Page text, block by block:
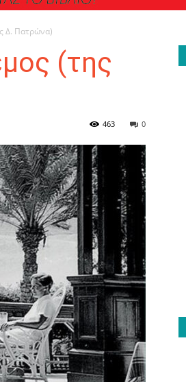
Ο
ΑΝΑΓΝΩΣΤΗΣ
ΓΙΑ
ΤΟ
Δ. Πατρώνα)
(της
0
463